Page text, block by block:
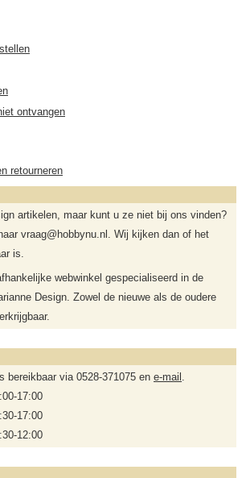
ontvangen
retourneren
artikelen, maar kunt u ze niet bij ons vinden?
vraag@hobbynu.nl. Wij kijken dan of het
is.
webwinkel gespecialiseerd in de
Design. Zowel de nieuwe als de oudere
bereikbaar via 0528-371075 en e-mail .
17:00
17:00
12:00